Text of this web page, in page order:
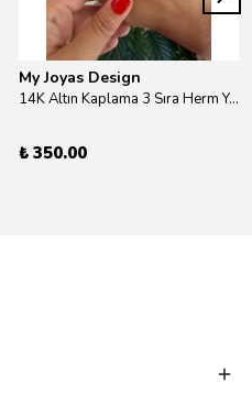
My Joyas Design
14K Altın Kaplama 3 Sıra Herm Yüzük Gold
₺ 350.00